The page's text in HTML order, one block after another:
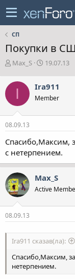
СП
Покупки в
А
т
т
е
м
Max_S
Д
а
с
в
е
н
н
19.07.13
I Ira911
Member
08.09.13
Спасибо,Максим,
с нетерпением.
Max_S
Active
08.09.13
Ira911 сказав(ла):
Спасибо,Максим,
нетерпением.